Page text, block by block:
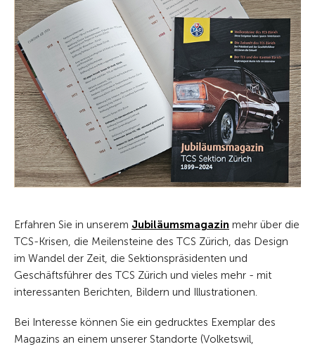
Erfahren Sie in unserem Jubiläumsmagazin mehr über die
TCS-Krisen, die Meilensteine des TCS Zürich, das Design
im Wandel der Zeit, die Sektionspräsidenten und
Geschäftsführer des TCS Zürich und vieles mehr - mit
interessanten Berichten, Bildern und Illustrationen.
Bei Interesse können Sie ein gedrucktes Exemplar des
Magazins an einem unserer Standorte (Volketswil,